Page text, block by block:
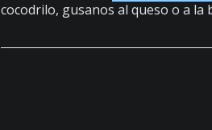
cocodrilo, gusanos al queso o a la